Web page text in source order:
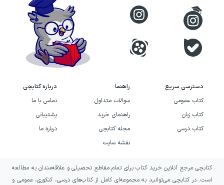
دسترسی سریع
کتاب عمومی
کتاب زبان
کتاب درسی
راهنما
سوالات متداول
راهنمای خرید
مجله کتابچی
نقشه سایت
درباره کتابچی
تماس با ما
پشتیبانی
درباره ما
کتابچی مرجع آنلاین خرید کتاب برای تمام مقاطع تحصیلی و علاقه‌مندان به مطالعه
است. در کتابچی می‌توانید به مجموعه‌ای کامل از کتاب‌های درسی، کنکوری، عمومی و